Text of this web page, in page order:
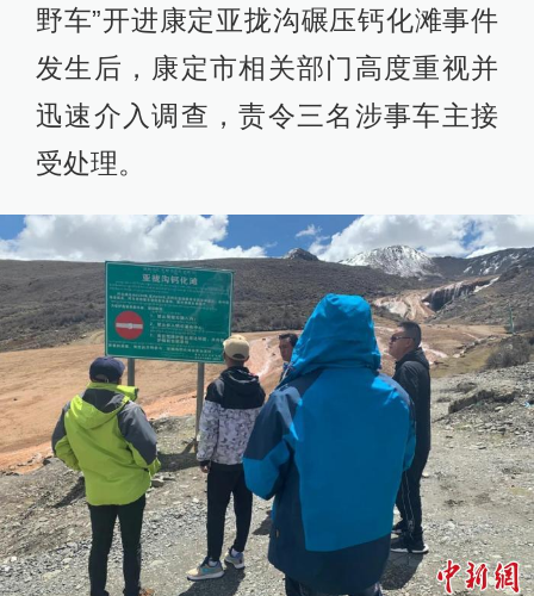
野车”开进康定亚拢沟碾压钙化滩事件
发生后，康定市相关部门高度重视并
迅速介入调查，责令三名涉事车主接
受处理。